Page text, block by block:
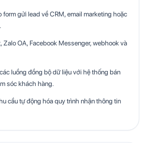
form gửi lead về CRM, email marketing hoặc
Zalo OA, Facebook Messenger, webhook và
luồng đồng bộ dữ liệu với hệ thống bán
sóc khách hàng.
cầu tự động hóa quy trình nhận thông tin